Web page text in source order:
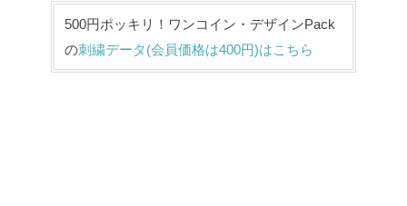
500円ポッキリ！ワンコイン・デザインPack
の刺繍データ(会員価格は400円)はこちら